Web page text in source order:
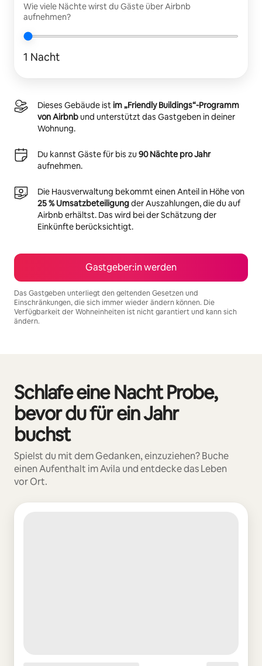
Wie viele Nächte wirst du Gäste über Airbnb
aufnehmen?
1 Nacht
Dieses Gebäude istim „Friendly Buildings“-Programm
von Airbnbund unterstützt das Gastgeben in deiner
Wohnung.
Du kannst Gäste für bis zu 90 Nächte pro Jahr
aufnehmen.
Die Hausverwaltung bekommt einen Anteil in Höhe von
25 % Umsatzbeteiligungder Auszahlungen, die du auf
Airbnb erhältst. Das wird bei der Schätzung der
Einkünfte berücksichtigt.
Gastgeber:in werden
Das Gastgeben unterliegt den geltenden Gesetzen und
Einschränkungen, die sich immer wieder ändern können. Die
Verfügbarkeit der Wohneinheiten ist nicht garantiert und kann sich
ändern.
Schlafe eine Nacht Probe,
bevor du für ein Jahr
buchst
Spielst du mit dem Gedanken, einzuziehen? Buche
einen Aufenthalt im Avila und entdecke das Leben
vor Ort.
0 von 0 Artikeln